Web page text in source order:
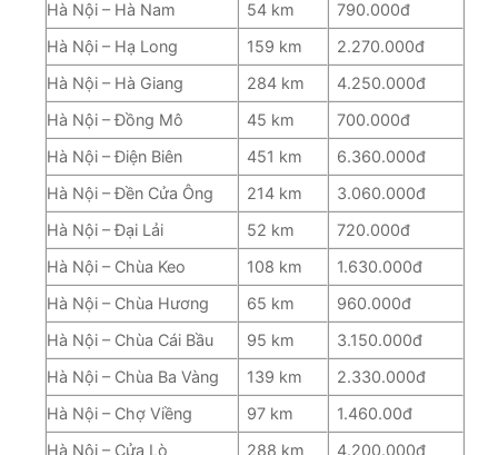
Hà Nội – Hà Nam
54 km
790.000đ
Hà Nội – Hạ Long
159 km
2.270.000đ
Hà Nội – Hà Giang
284 km
4.250.000đ
Hà Nội – Đồng Mô
45 km
700.000đ
Hà Nội – Điện Biên
451 km
6.360.000đ
Hà Nội – Đền Cửa Ông
214 km
3.060.000đ
Hà Nội – Đại Lải
52 km
720.000đ
Hà Nội – Chùa Keo
108 km
1.630.000đ
Hà Nội – Chùa Hương
65 km
960.000đ
Hà Nội – Chùa Cái Bầu
95 km
3.150.000đ
Hà Nội – Chùa Ba Vàng
139 km
2.330.000đ
Hà Nội – Chợ Viềng
97 km
1.460.00đ
Hà Nội – Cửa Lò
288 km 4.200.000đ